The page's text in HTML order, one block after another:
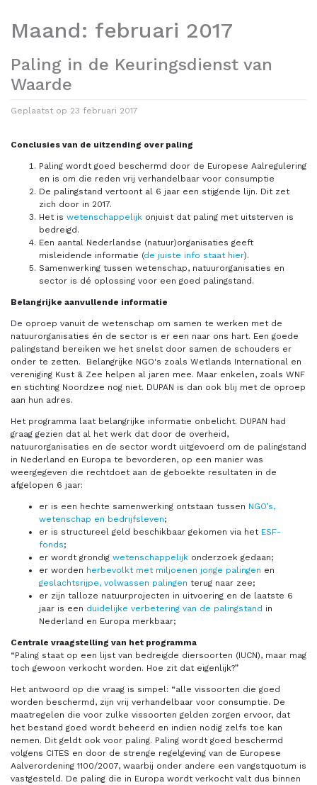
Maand: februari 2017
Paling in de Keuringsdienst van
Waarde
Geplaatst op 23 februari 2017
Conclusies van de uitzending over paling
Paling wordt goed beschermd door de Europese Aalregulering
en is om die reden vrij verhandelbaar voor consumptie
De palingstand vertoont al 6 jaar een stijgende lijn. Dit zet
zich door in 2017.
Het is wetenschappelijk onjuist dat paling met uitsterven is
bedreigd.
Een aantal Nederlandse (natuur)organisaties geeft
misleidende informatie (de juiste info staat hier).
Samenwerking tussen wetenschap, natuurorganisaties en
sector is dé oplossing voor een goed palingstand.
Belangrijke aanvullende informatie
De oproep vanuit de wetenschap om samen te werken met de
natuurorganisaties én de sector is er een naar ons hart. Een goede
palingstand bereiken we het snelst door samen de schouders er
onder te zetten. Belangrijke NGO's zoals Wetlands International en
vereniging Kust & Zee helpen al jaren mee. Maar enkelen, zoals WNF
en stichting Noordzee nog niet. DUPAN is dan ook blij met de oproep
aan hun adres.
Het programma laat belangrijke informatie onbelicht. DUPAN had
graag gezien dat al het werk dat door de overheid,
natuurorganisaties en de sector wordt uitgevoerd om de palingstand
in Nederland en Europa te bevorderen, op een manier was
weergegeven die rechtdoet aan de geboekte resultaten in de
afgelopen 6 jaar:
er is een hechte samenwerking ontstaan tussen NGO’s,
wetenschap en bedrijfsleven;
er is structureel geld beschikbaar gekomen via het ESF-
fonds;
er wordt grondig wetenschappelijk onderzoek gedaan;
er worden herbevolkt met miljoenen jonge palingen en
geslachtsrijpe, volwassen palingen terug naar zee;
er zijn talloze natuurprojecten in uitvoering en de laatste 6
jaar is een duidelijke verbetering van de palingstand in
Nederland en Europa merkbaar;
Centrale vraagstelling van het programma
“Paling staat op een lijst van bedreigde diersoorten (IUCN), maar mag
toch gewoon verkocht worden. Hoe zit dat eigenlijk?”
Het antwoord op die vraag is simpel: “alle vissoorten die goed
worden beschermd, zijn vrij verhandelbaar voor consumptie. De
maatregelen die voor zulke vissoorten gelden zorgen ervoor, dat
het bestand goed wordt beheerd en indien nodig zelfs toe kan
nemen. Dit geldt ook voor paling. Paling wordt goed beschermd
volgens CITES en door de strenge regelgeving van de Europese
Aalverordening 1100/2007, waarbij onder andere een vangstquotum is
vastgesteld. De paling die in Europa wordt verkocht valt dus binnen